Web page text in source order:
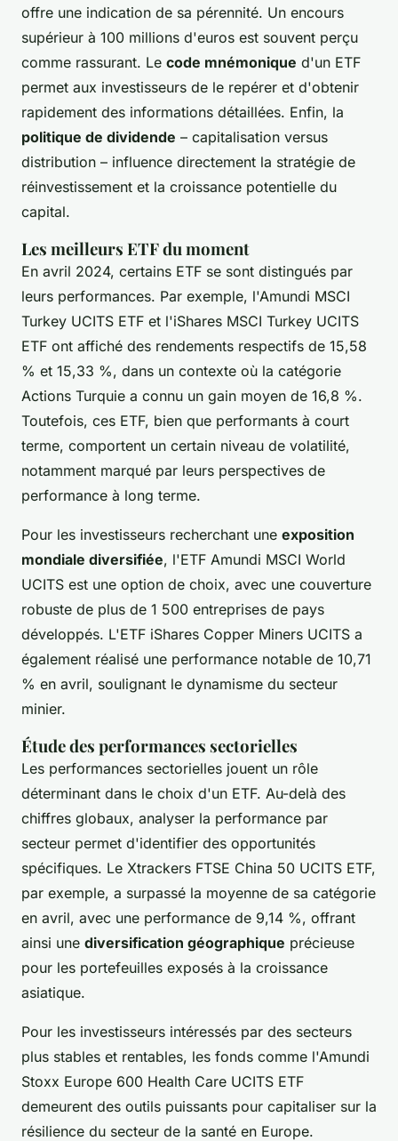
offre une indication de sa pérennité. Un encours
supérieur à 100 millions d'euros est souvent perçu
comme rassurant. Le code mnémonique d'un ETF
permet aux investisseurs de le repérer et d'obtenir
rapidement des informations détaillées. Enfin, la
politique de dividende – capitalisation versus
distribution – influence directement la stratégie de
réinvestissement et la croissance potentielle du
capital.
Les meilleurs ETF du moment
En avril 2024, certains ETF se sont distingués par
leurs performances. Par exemple, l'Amundi MSCI
Turkey UCITS ETF et l'iShares MSCI Turkey UCITS
ETF ont affiché des rendements respectifs de 15,58
% et 15,33 %, dans un contexte où la catégorie
Actions Turquie a connu un gain moyen de 16,8 %.
Toutefois, ces ETF, bien que performants à court
terme, comportent un certain niveau de volatilité,
notamment marqué par leurs perspectives de
performance à long terme.
Pour les investisseurs recherchant une exposition
mondiale diversifiée, l'ETF Amundi MSCI World
UCITS est une option de choix, avec une couverture
robuste de plus de 1 500 entreprises de pays
développés. L'ETF iShares Copper Miners UCITS a
également réalisé une performance notable de 10,71
% en avril, soulignant le dynamisme du secteur
minier.
Étude des performances sectorielles
Les performances sectorielles jouent un rôle
déterminant dans le choix d'un ETF. Au-delà des
chiffres globaux, analyser la performance par
secteur permet d'identifier des opportunités
spécifiques. Le Xtrackers FTSE China 50 UCITS ETF,
par exemple, a surpassé la moyenne de sa catégorie
en avril, avec une performance de 9,14 %, offrant
ainsi une diversification géographique précieuse
pour les portefeuilles exposés à la croissance
asiatique.
Pour les investisseurs intéressés par des secteurs
plus stables et rentables, les fonds comme l'Amundi
Stoxx Europe 600 Health Care UCITS ETF
demeurent des outils puissants pour capitaliser sur la
résilience du secteur de la santé en Europe.